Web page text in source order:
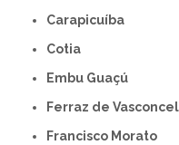
Carapicuíba
Cotia
Embu Guaçú
Ferraz de
Francisco Morato